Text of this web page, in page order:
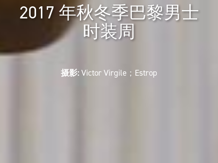
2017 年秋冬季巴黎男士
时装周
摄影:Victor Virgile；Estrop